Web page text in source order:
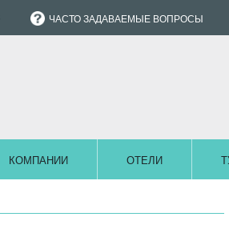
ЧАСТО ЗАДАВАЕМЫЕ ВОПРОСЫ
КОМПАНИИ ОТЕЛИ